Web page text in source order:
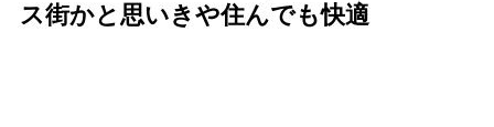
ス街かと思いきや住んでも快適